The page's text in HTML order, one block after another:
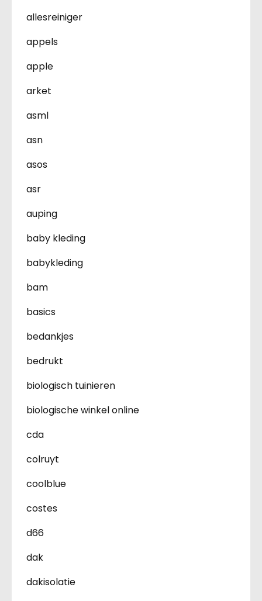
allesreiniger
appels
apple
arket
asml
asn
asos
asr
auping
baby kleding
babykleding
bam
basics
bedankjes
bedrukt
biologisch tuinieren
biologische winkel online
cda
colruyt
coolblue
costes
d66
dak
dakisolatie